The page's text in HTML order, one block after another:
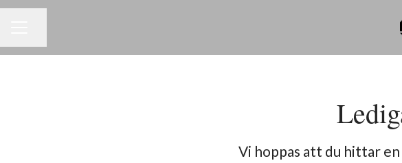
Vi hoppas att du hittar